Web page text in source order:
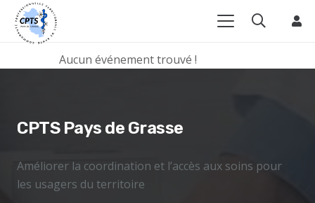
Inauguration
Aucun événement trouvé !
CPTS Pays de Grasse
Améliorer la coordination et l’accès aux soins pour
les usagers du territoire